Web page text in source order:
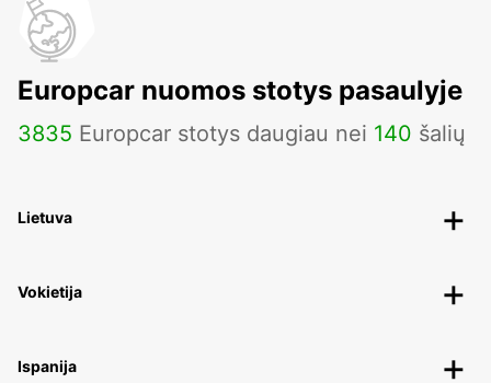
Europcar nuomos stotys pasaulyje
3835 Europcar stotys daugiau nei 140 šalių
Lietuva
Vokietija
Ispanija